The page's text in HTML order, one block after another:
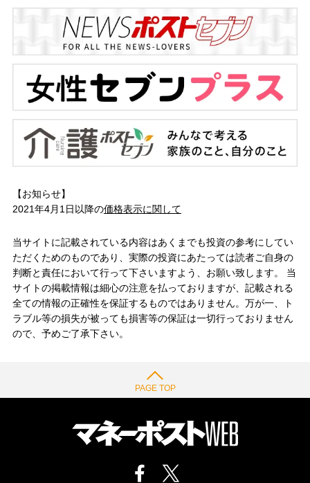
【お知らせ】
2021年4月1日以降の価格表示に関して
当サイトに記載されている内容はあくまでも投資の参考にしてい
ただくためのものであり、実際の投資にあたっては読者ご自身の
判断と責任において行って下さいますよう、お願い致します。 当
サイトの掲載情報は細心の注意を払っておりますが、記載される
全ての情報の正確性を保証するものではありません。万が一、ト
ラブル等の損失が被っても損害等の保証は一切行っておりません
ので、予めご了承下さい。
PAGE TOP